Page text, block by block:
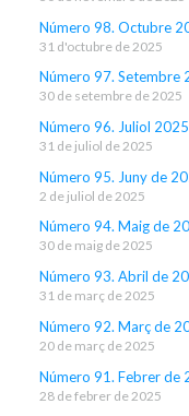
Número 98. Octubre
31 d'octubre de 2025
Número 97. Setembre
30 de setembre de 2025
Número 96. Juliol 2025
31 de juliol de 2025
Número 95. Juny de
2 de juliol de 2025
Número 94. Maig de
30 de maig de 2025
Número 93. Abril de
31 de març de 2025
Número 92. Març de
20 de març de 2025
Número 91. Febrer de
28 de febrer de 2025